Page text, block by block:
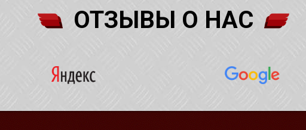
ОТЗЫВЫ О НАС